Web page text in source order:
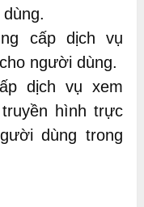
cấp dịch vụ
người dùng.
dịch vụ xem
hình trực
dùng trong